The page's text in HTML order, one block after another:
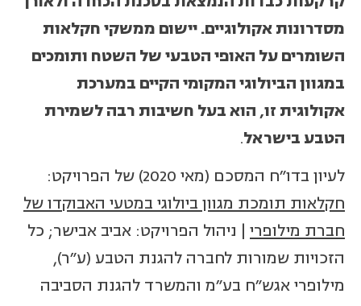
מסדרונות אקולוגיים. יישום ממשקי חקלאות
השומרים על האופי הטבעי של השטח ותומכים
במגוון הביולוגי המקומי הקיים במערכת
אקולוגית זו, הוא בעל חשיבות רבה לשמירת
הטבע בישראל.
לעיון בדו"ח המסכם (מאי 2020) של הפרויקט:
חקלאות תומכת מגוון ביולוגי במטעי האבוקדו של
חברת מילופרי | ניהול הפרויקט: אביב אבישר; כל
הזכויות שמורות לחברה להגנת הטבע (ע״ר),
מילופרי אגש"ח בע"מ והמשרד להגנת הסביבה